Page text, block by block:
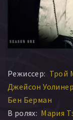
Режиссер: Трой
Джейсон Уолинер
Бен Берман
В ролях: Мария